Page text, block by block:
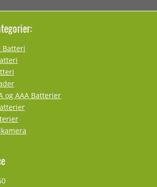
Batteri
og AAA Batterier